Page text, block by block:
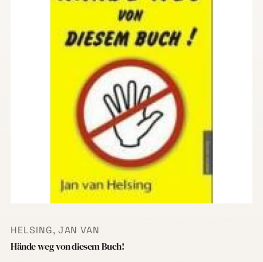
HELSING, JAN VAN
Hände weg von diesem Buch!